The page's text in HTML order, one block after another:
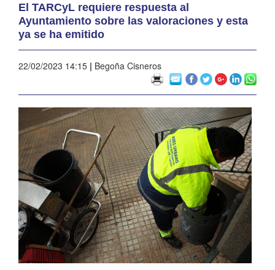
El TARCyL requiere respuesta al
Ayuntamiento sobre las valoraciones y esta
ya se ha emitido
22/02/2023 14:15 | Begoña Cisneros